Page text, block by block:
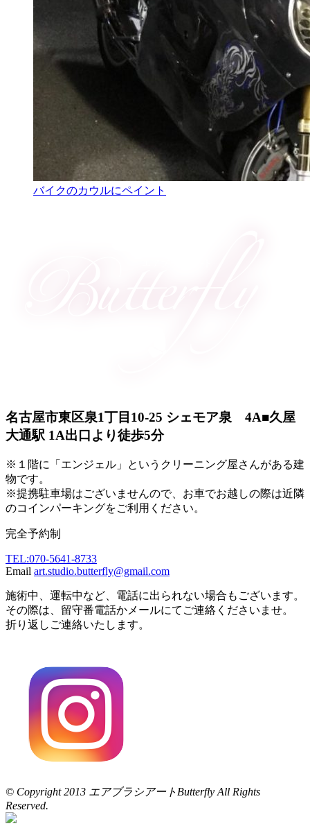
バイクのカウルにペイント
名古屋市東区泉1丁目10-25 シェモア泉 4A■久屋
大通駅 1A出口より徒歩5分
※１階に「エンジェル」というクリーニング屋さんがある建
物です。
※提携駐車場はございませんので、お車でお越しの際は近隣
のコインパーキングをご利用ください。
完全予約制
TEL:070-5641-8733
Email art.studio.butterfly@gmail.com
施術中、運転中など、電話に出られない場合もございます。
その際は、留守番電話かメールにてご連絡くださいませ。
折り返しご連絡いたします。
© Copyright 2013 エアブラシアートButterfly All Rights
Reserved.